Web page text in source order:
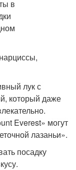
лук с
который даже
Everest» могут
лазаньи».
посадку